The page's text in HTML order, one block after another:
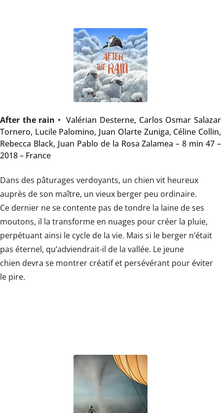
After the rain • Valérian Desterne, Carlos Osmar Salazar
Tornero, Lucile Palomino, Juan Olarte Zuniga, Céline Collin,
Rebecca Black, Juan Pablo de la Rosa Zalamea – 8 min 47 –
2018 – France
Dans des pâturages verdoyants, un chien vit heureux
auprès de son maître, un vieux berger peu ordinaire.
Ce dernier ne se contente pas de tondre la laine de ses
moutons, il la transforme en nuages pour créer la pluie,
perpétuant ainsi le cycle de la vie. Mais si le berger n’était
pas éternel, qu’adviendrait-il de la vallée. Le jeune
chien devra se montrer créatif et persévérant pour éviter
le pire.